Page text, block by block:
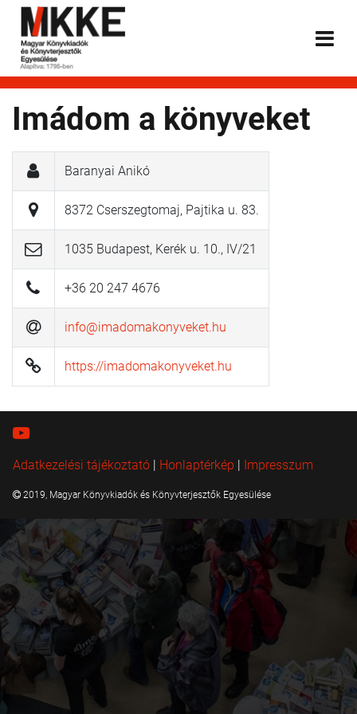
Imádom a könyveket
Baranyai Anikó
8372 Cserszegtomaj, Pajtika u. 83.
1035 Budapest, Kerék u. 10., IV/21
+36 20 247 4676
info@imadomakonyveket.hu
https://imadomakonyveket.hu
Adatkezelési tájékoztató | Honlaptérkép | Impresszum
2019, Magyar Könyvkiadók és Könyvterjesztők Egyesülése